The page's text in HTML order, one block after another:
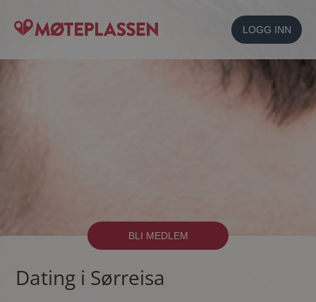
LOGG INN
BLI MEDLEM
Dating i Sørreisa